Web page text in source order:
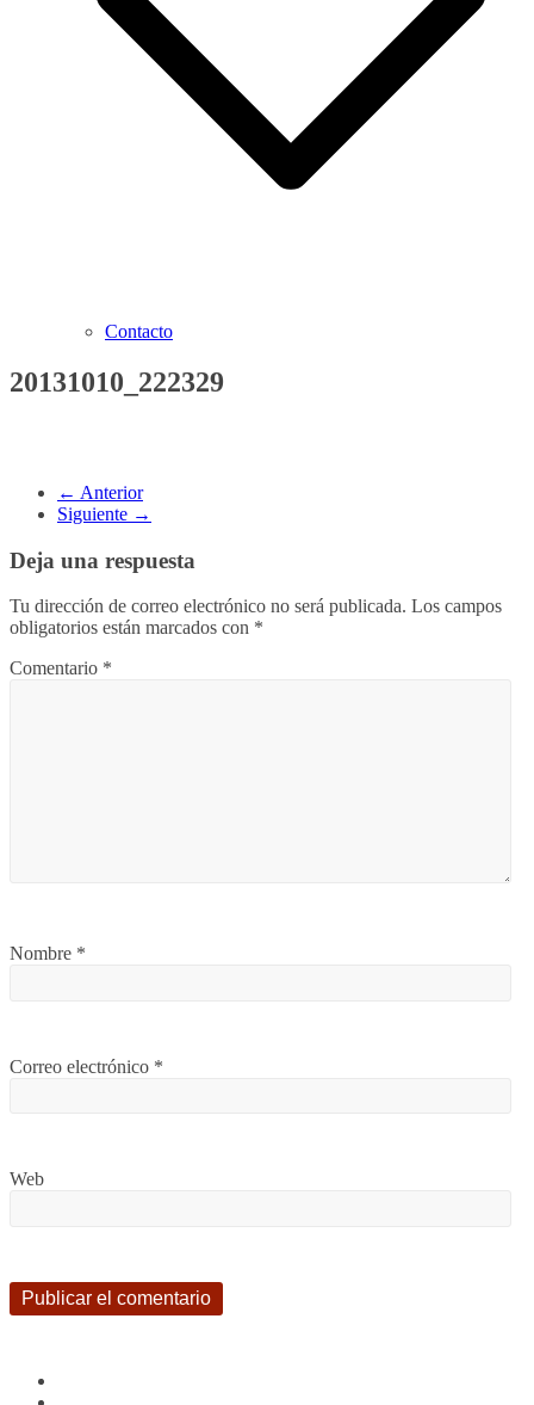
Contacto
20131010_222329
← Anterior
Siguiente →
Deja una respuesta
Tu dirección de correo electrónico no será publicada. Los campos
obligatorios están marcados con *
Comentario *
Nombre *
Correo electrónico *
Web